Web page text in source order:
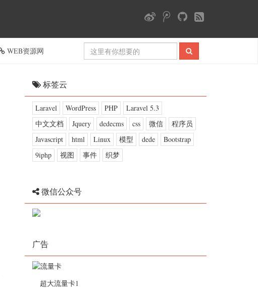
WEB资源网
标签云
Laravel WordPress PHP
Laravel 5.3
中文文档
Jquery dedecms css 微信
程序员
Javascript
html Linux 模型 dede
Bootstrap
9iphp
视图 事件 织梦
微信公众号
广告
超大流量卡1